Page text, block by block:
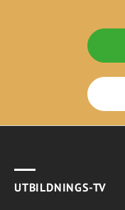
UTBILDNINGS-TV